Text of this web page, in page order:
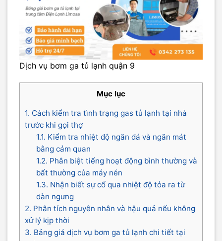
Dịch vụ bơm ga tủ lạnh quận 9
Mục lục
1. Cách kiểm tra tình trạng gas tủ lạnh tại nhà
trước khi gọi thợ
1.1. Kiểm tra nhiệt độ ngăn đá và ngăn mát
bằng cảm quan
1.2. Phân biệt tiếng hoạt động bình thường và
bất thường của máy nén
1.3. Nhận biết sự cố qua nhiệt độ tỏa ra từ
dàn ngưng
2. Phân tích nguyên nhân và hậu quả nếu không
xử lý kịp thời
3. Bảng giá dịch vụ bơm ga tủ lạnh chi tiết tại